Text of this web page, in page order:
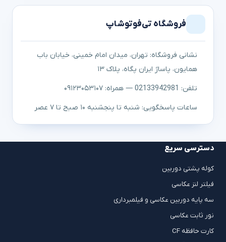
فروشگاه تی‌فوتوشاپ
نشانی فروشگاه: تهران، میدان امام خمینی، خیابان باب
همایون، پاساژ ایران پگاه، پلاک ۱۳
تلفن: 02133942981 — همراه: ۰۹۱۲۳۰۵۳۱۰۷
ساعات پاسخگویی: شنبه تا پنجشنبه ۱۰ صبح تا ۷ عصر
دسترسی سریع
کوله پشتی دوربین
فیلتر لنز عکاسی
سه پایه دوربین عکاسی و فیلمبرداری
نور ثابت عکاسی
کارت حافظه CF